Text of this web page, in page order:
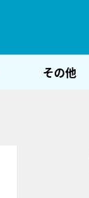
その他